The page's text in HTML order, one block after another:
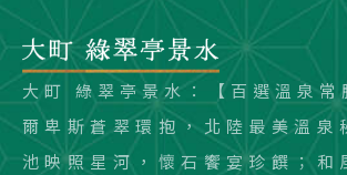
大町 綠翠亭景水：【百選溫泉常
爾卑斯蒼翠環抱，北陸最美溫泉
池映照星河，懷石饗宴珍饌；和